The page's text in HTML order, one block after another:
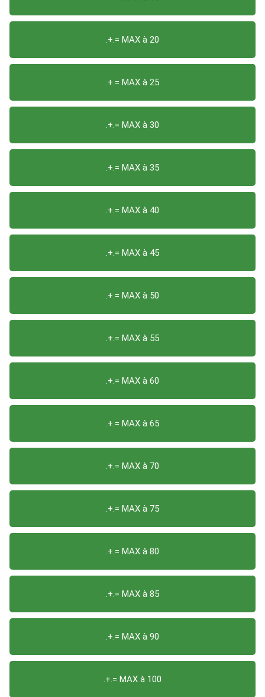
.+.= MAX à 20
.+.= MAX à 25
.+.= MAX à 30
.+.= MAX à 35
.+.= MAX à 40
.+.= MAX à 45
.+.= MAX à 50
.+.= MAX à 55
.+.= MAX à 60
.+.= MAX à 65
.+.= MAX à 70
.+.= MAX à 75
.+.= MAX à 80
.+.= MAX à 85
.+.= MAX à 90
.+.= MAX à 100